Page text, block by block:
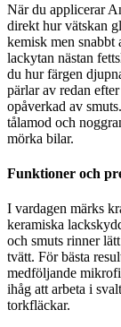
När du applicerar
direkt hur vätskan
kemisk men snabbt
lackytan nästan
du hur färgen
pärlar av redan
opåverkad av
tålamod och
mörka bilar.
Funktioner och
I vardagen märks
keramiska
och smuts rinner
tvätt. För bästa
medföljande
ihåg att arbeta i
torkfläckar.